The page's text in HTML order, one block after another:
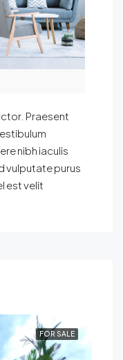
Praesent
nibh iaculis
vulputate purus
est velit
FOR SALE